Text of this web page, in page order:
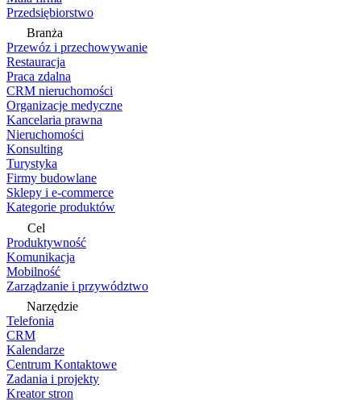
Przedsiębiorstwo
Branża
Przewóz i przechowywanie
Restauracja
Praca zdalna
CRM nieruchomości
Organizacje medyczne
Kancelaria prawna
Nieruchomości
Konsulting
Turystyka
Firmy budowlane
Sklepy i e-commerce
Kategorie produktów
Cel
Produktywność
Komunikacja
Mobilność
Zarządzanie i przywództwo
Narzędzie
Telefonia
CRM
Kalendarze
Centrum Kontaktowe
Zadania i projekty
Kreator stron